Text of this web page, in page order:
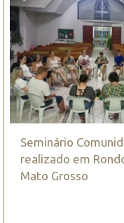
Seminário
realizado em
Mato Grosso